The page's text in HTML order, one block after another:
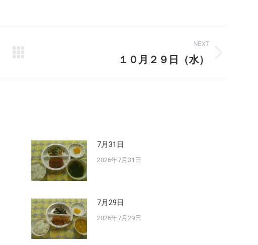
NEXT
１０月２９日（水）
7月31日
2026年7月31日
7月29日
2026年7月29日